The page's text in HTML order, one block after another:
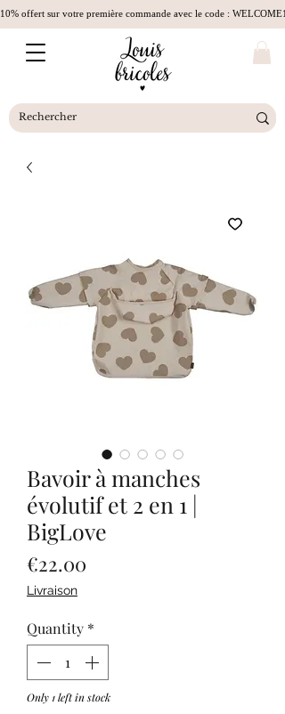
10% offert sur votre première commande avec le code :
Bavoir à manches
évolutif et 2 en 1 |
BigLove
€22.00
Livraison
Quantity *
Only 1 left in stock